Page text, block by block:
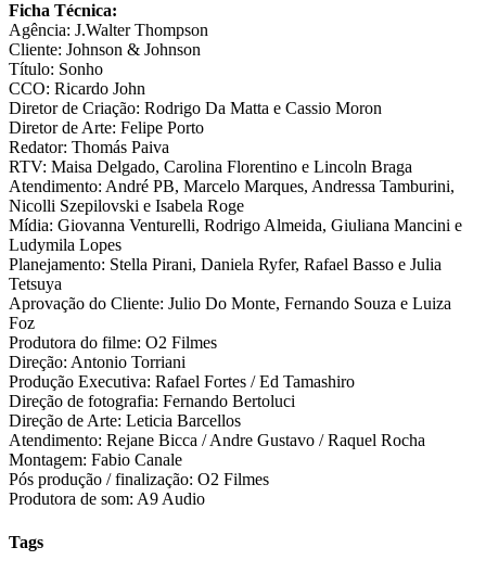
Ficha Técnica:
Agência: J.Walter Thompson
Cliente: Johnson & Johnson
Título: Sonho
CCO: Ricardo John
Diretor de Criação: Rodrigo Da Matta e Cassio Moron
Diretor de Arte: Felipe Porto
Redator: Thomás Paiva
RTV: Maisa Delgado, Carolina Florentino e Lincoln Braga
Atendimento: André PB, Marcelo Marques, Andressa Tamburini,
Nicolli Szepilovski e Isabela Roge
Mídia: Giovanna Venturelli, Rodrigo Almeida, Giuliana Mancini e
Ludymila Lopes
Planejamento: Stella Pirani, Daniela Ryfer, Rafael Basso e Julia
Tetsuya
Aprovação do Cliente: Julio Do Monte, Fernando Souza e Luiza
Foz
Produtora do filme: O2 Filmes
Direção: Antonio Torriani
Produção Executiva: Rafael Fortes / Ed Tamashiro
Direção de fotografia: Fernando Bertoluci
Direção de Arte: Leticia Barcellos
Atendimento: Rejane Bicca / Andre Gustavo / Raquel Rocha
Montagem: Fabio Canale
Pós produção / finalização: O2 Filmes
Produtora de som: A9 Audio
Tags